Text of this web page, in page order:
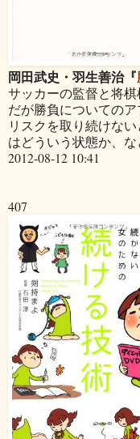
岡田武史・羽生善治『
サッカーの監督と将
だが勝負についてのア
リスクを取り続けな
はどういう状態か、
2012-08-12 10:41
407